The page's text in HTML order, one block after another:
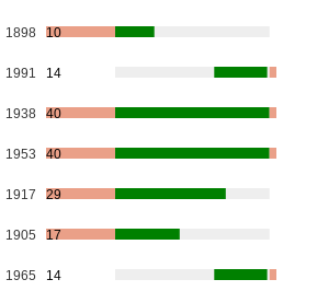
1898 10
1991 14
1938 40
1953 40
1917 29
1905 17
1965
14